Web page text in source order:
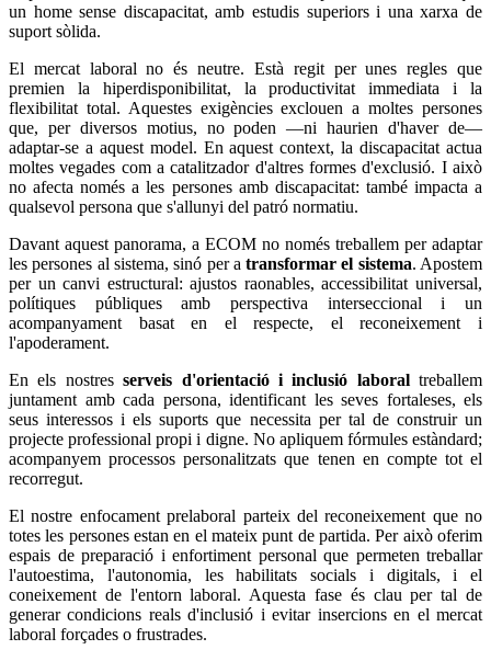
un home sense discapacitat, amb estudis superiors i una xarxa de
suport sòlida.
El mercat laboral no és neutre. Està regit per unes regles que
premien la hiperdisponibilitat, la productivitat immediata i la
flexibilitat total. Aquestes exigències exclouen a moltes persones
que, per diversos motius, no poden —ni haurien d'haver de—
adaptar-se a aquest model. En aquest context, la discapacitat actua
moltes vegades com a catalitzador d'altres formes d'exclusió. I això
no afecta només a les persones amb discapacitat: també impacta a
qualsevol persona que s'allunyi del patró normatiu.
Davant aquest panorama, a ECOM no només treballem per adaptar
les persones al sistema, sinó per atransformar el sistema. Apostem
per un canvi estructural: ajustos raonables, accessibilitat universal,
polítiques públiques amb perspectiva interseccional i un
acompanyament basat en el respecte, el reconeixement i
l'apoderament.
En els nostresserveis d'orientació i inclusió laboraltreballem
juntament amb cada persona, identificant les seves fortaleses, els
seus interessos i els suports que necessita per tal de construir un
projecte professional propi i digne. No apliquem fórmules estàndard;
acompanyem processos personalitzats que tenen en compte tot el
recorregut.
El nostre enfocament prelaboral parteix del reconeixement que no
totes les persones estan en el mateix punt de partida. Per això oferim
espais de preparació i enfortiment personal que permeten treballar
l'autoestima, l'autonomia, les habilitats socials i digitals, i el
coneixement de l'entorn laboral. Aquesta fase és clau per tal de
generar condicions reals d'inclusió i evitar insercions en el mercat
laboral forçades o frustrades.